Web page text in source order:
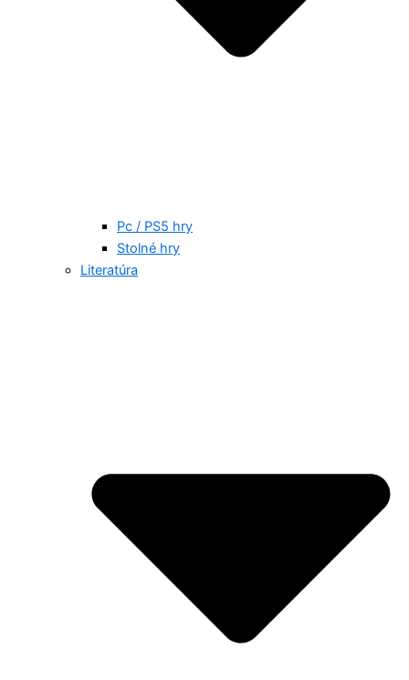
Pc / PS5 hry
Stolné hry
Literatúra